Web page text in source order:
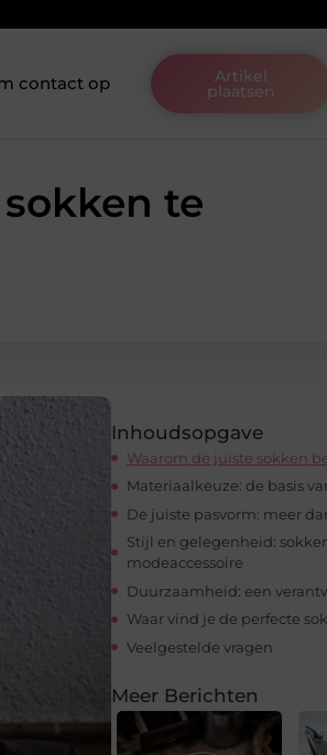
contact op Artikel
plaatsen
te
Inhoudsopgave
Waarom de juiste sokken
Materiaalkeuze: de basis
De juiste pasvorm: meer
Stijl en gelegenheid:
modeaccessoire
Duurzaamheid: een
Waar vind je de perfecte
Veelgestelde vragen
Meer Berichten